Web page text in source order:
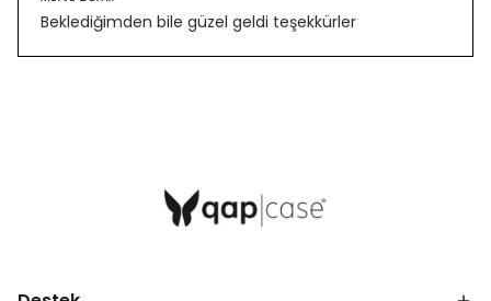
Beklediğimden bile güzel geldi teşekkürler